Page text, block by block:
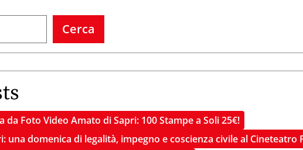
Cerca
da Foto Video Amato di Sapri: 100 Stampe a Soli 25€!
una domenica di legalità, impegno e coscienza civile al Cineteatro